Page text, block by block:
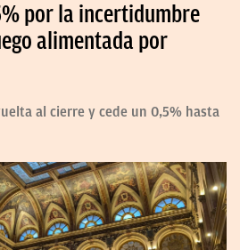
por la incertidumbre
alimentada por
al cierre y cede un 0,5% hasta